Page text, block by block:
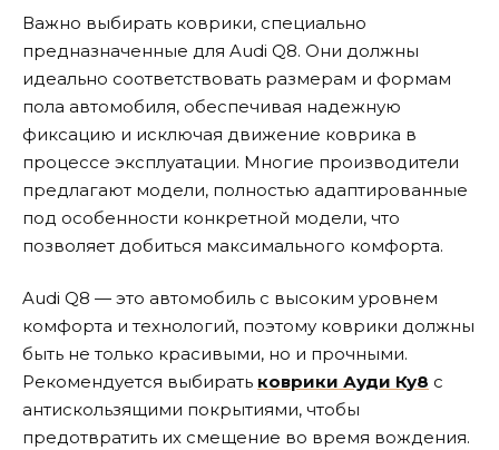
Важно выбирать коврики, специально
предназначенные для Audi Q8. Они должны
идеально соответствовать размерам и формам
пола автомобиля, обеспечивая надежную
фиксацию и исключая движение коврика в
процессе эксплуатации. Многие производители
предлагают модели, полностью адаптированные
под особенности конкретной модели, что
позволяет добиться максимального комфорта.
Audi Q8 — это автомобиль с высоким уровнем
комфорта и технологий, поэтому коврики должны
быть не только красивыми, но и прочными.
Рекомендуется выбирать коврики Ауди Ку8 с
антискользящими покрытиями, чтобы
предотвратить их смещение во время вождения.